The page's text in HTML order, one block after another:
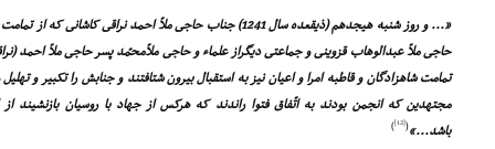
«... و روز شنبه هیجدهم (ذیقعده سال 1241) جناب حاجى ملاّ احمد
حاجى ملاّ عبدالوهاب قزوینى و جماعتى دیگراز علماء و حاجى ملاّمحمّد پسر حاجى ملاّ احمد
تمامت شاهزادگان و قاطبه امرا و اعیان نیز به استقبال بیرون شتافتند و جنابش را تکبیر و
مجتهدین که انجمن بودند به اتّفاق فتوا راندند که هرکس از جهاد با روسیان بازنشیند
باشد...»(
[12]
)